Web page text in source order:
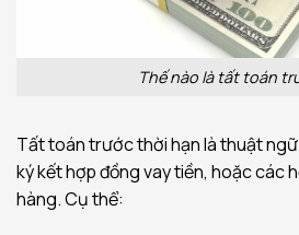
Thế nào là tất toán
Tất toán trước thời hạn là thuật ngữ
ký kết hợp đồng vay tiền, hoặc các
hàng. Cụ thể: